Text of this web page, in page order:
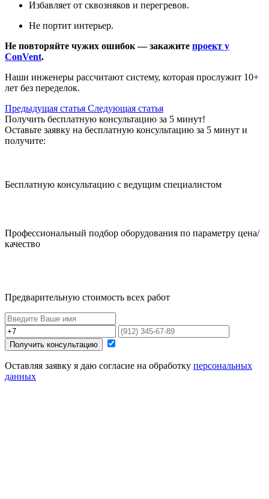
Избавляет от сквозняков и перегревов.
Не портит интерьер.
Не повторяйте чужих ошибок — закажите проект у
ConVent.
Наши инженеры рассчитают систему, которая прослужит 10+
лет без переделок.
Предыдущая статья Cледующая статья
Получить бесплатную консультацию за 5 минут!
Оставьте заявку на бесплатную консультацию за 5 минут и
получите:
Бесплатную консультацию с ведущим специалистом
Профессиональный подбор оборудования по параметру цена/
качество
Предварительную стоимость всех работ
Получить консультацию
Оставляя заявку я даю согласие на обработку персональных
данных